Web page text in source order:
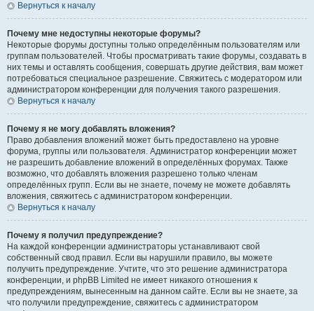
Вернуться к началу
Почему мне недоступны некоторые форумы?
Некоторые форумы доступны только определённым пользователям или
группам пользователей. Чтобы просматривать такие форумы, создавать в
них темы и оставлять сообщения, совершать другие действия, вам может
потребоваться специальное разрешение. Свяжитесь с модератором или
администратором конференции для получения такого разрешения.
Вернуться к началу
Почему я не могу добавлять вложения?
Право добавления вложений может быть предоставлено на уровне
форума, группы или пользователя. Администратор конференции может
не разрешить добавление вложений в определённых форумах. Также
возможно, что добавлять вложения разрешено только членам
определённых групп. Если вы не знаете, почему не можете добавлять
вложения, свяжитесь с администратором конференции.
Вернуться к началу
Почему я получил предупреждение?
На каждой конференции администраторы устанавливают свой
собственный свод правил. Если вы нарушили правило, вы можете
получить предупреждение. Учтите, что это решение администратора
конференции, и phpBB Limited не имеет никакого отношения к
предупреждениям, вынесенным на данном сайте. Если вы не знаете, за
что получили предупреждение, свяжитесь с администратором